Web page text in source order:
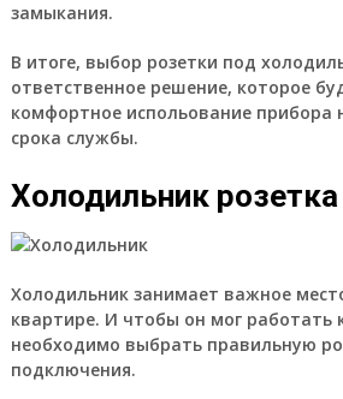
замыкания.
В итоге, выбор розетки под
ответственное решение, которое
комфортное испольование прибора
срока службы.
Холодильник розетка
Холодильник занимает важное
квартире. И чтобы он мог работать
необходимо выбрать правильную
подключения.